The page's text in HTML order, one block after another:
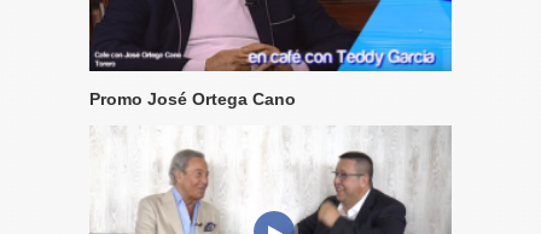
Promo José Ortega Cano